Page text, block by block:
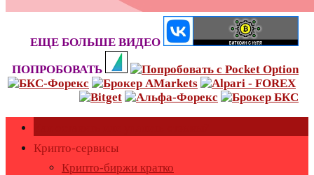
ЕЩЕ БОЛЬШЕ ВИДЕО
ПОПРОБОВАТЬ
Крипто-сервисы
Крипто-биржи кратко